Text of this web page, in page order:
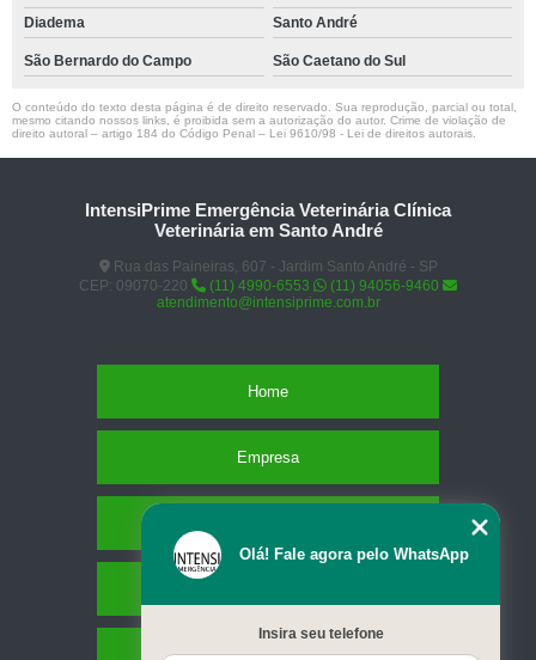
Diadema
Santo André
São Bernardo do Campo São Caetano do Sul
O conteúdo do texto desta página é de direito reservado. Sua reprodução, parcial ou total,
mesmo citando nossos links, é proibida sem a autorização do autor. Crime de violação de
direito autoral – artigo 184 do Código Penal – Lei 9610/98 - Lei de direitos autorais
IntensiPrime Emergência Veterinária Clínica
Veterinária em Santo André
Rua das Paineiras, 607 - Jardim Santo André - SP
CEP: 09070-220
(11) 4990-6553
(11) 94056-9460
atendimento@intensiprime.com.br
Home
Empresa
Contato
Olá! Fale agora pelo WhatsApp
Insira seu telefone